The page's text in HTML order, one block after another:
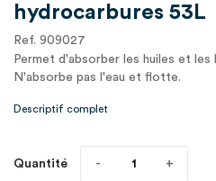
hydrocarbures 53L
Ref. 909027
Permet d'absorber les huiles et
N'absorbe pas l'eau et flotte.
Descriptif complet
Quantité